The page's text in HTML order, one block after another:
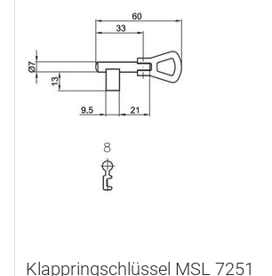
Klappringschlüssel MSL 7251